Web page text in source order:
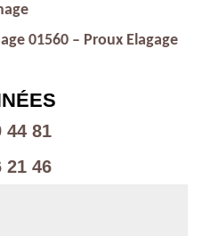
01560 – Proux Elagage
44 81
21 46